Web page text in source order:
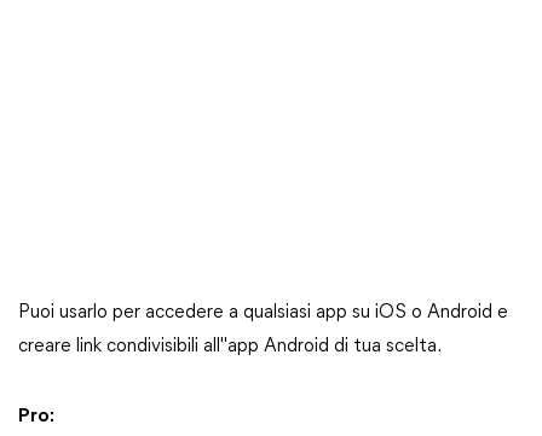
Puoi usarlo per accedere a qualsiasi app su iOS o Android e
creare link condivisibili all"app Android di tua scelta.
Pro: